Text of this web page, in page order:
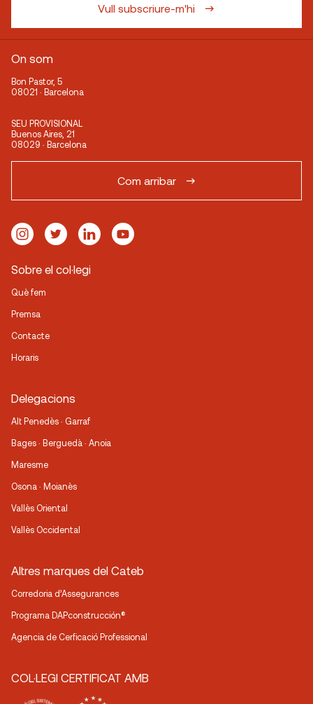
Vull subscriure-m'hi
On som
Bon Pastor, 5
08021 · Barcelona
SEU PROVISIONAL
Buenos Aires, 21
08029 · Barcelona
Com arribar
Sobre el col·legi
Què fem
Premsa
Contacte
Horaris
Delegacions
Alt Penedès · Garraf
Bages · Berguedà · Anoia
Maresme
Osona · Moianès
Vallès Oriental
Vallès Occidental
Altres marques del Cateb
Corredoria d’Assegurances
Programa DAPconstrucción®
Agencia de Cerficació Professional
COL·LEGI CERTIFICAT AMB